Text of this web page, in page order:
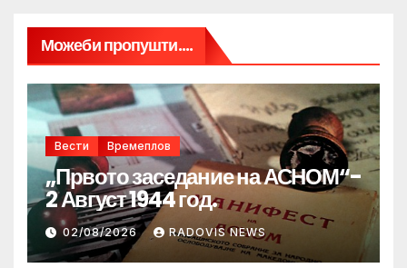
Можеби пропушти....
Вести Времеплов
„Првото заседание на АСНОМ“-
2 Август 1944 год.
02/08/2026 RADOVIS NEWS